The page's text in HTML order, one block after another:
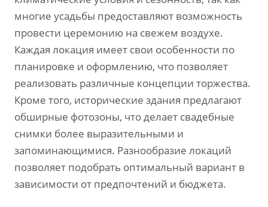
многие усадьбы предоставляют возможность
провести церемонию на свежем воздухе.
Каждая локация имеет свои особенности по
планировке и оформлению‚ что позволяет
реализовать различные концепции торжества.
Кроме того‚ исторические здания предлагают
обширные фотозоны‚ что делает свадебные
снимки более выразительными и
запоминающимися. Разнообразие локаций
позволяет подобрать оптимальный вариант в
зависимости от предпочтений и бюджета.